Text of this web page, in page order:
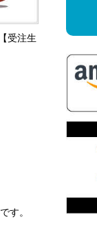
受注生
す。